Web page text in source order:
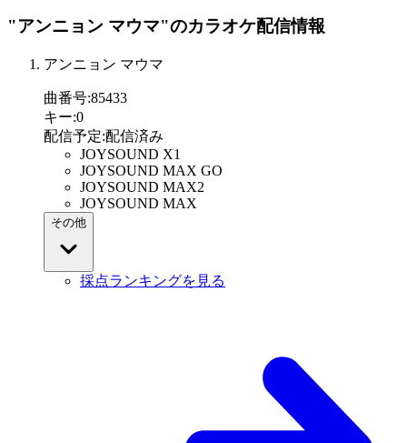
"アンニョン マウマ"のカラオケ配信情報
アンニョン マウマ
曲番号:85433
キー:0
配信予定:配信済み
JOYSOUND X1
JOYSOUND MAX GO
JOYSOUND MAX2
JOYSOUND MAX
その他
採点ランキングを見る